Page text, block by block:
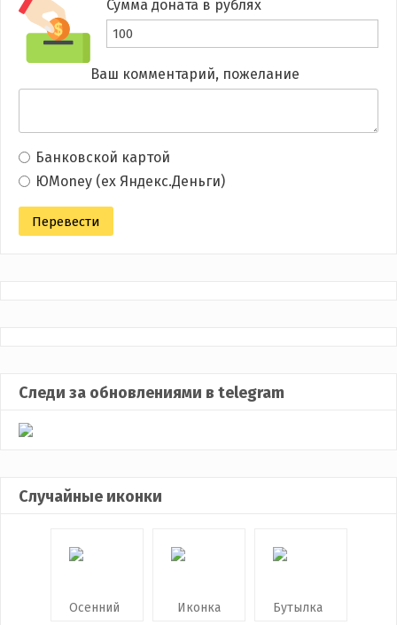
Сумма доната в рублях
Ваш комментарий, пожелание
Банковской картой
ЮMoney (ex Яндекс.Деньги)
Следи за обновлениями в telegram
Случайные иконки